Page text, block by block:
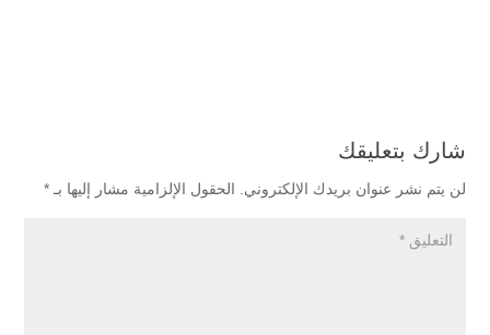
شارك بتعليقك
لن يتم نشر عنوان بريدك الإلكتروني. الحقول الإلزامية مشار إليها بـ *